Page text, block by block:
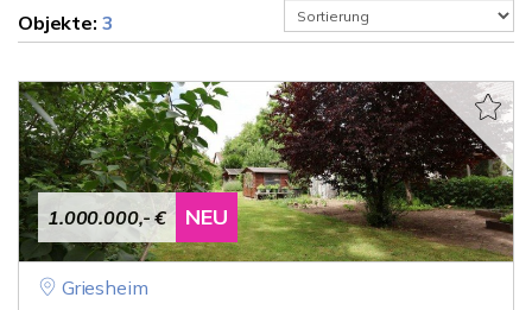
Objekte: 3
1.000.000,- € NEU
Griesheim